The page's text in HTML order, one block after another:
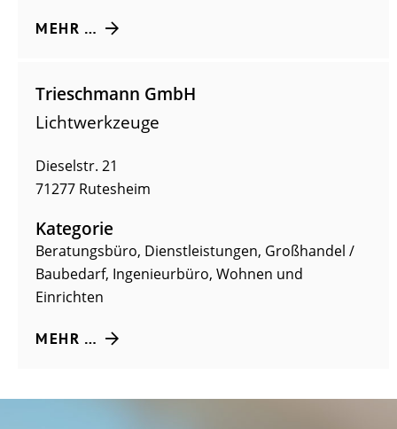
MEHR …
Trieschmann GmbH
Lichtwerkzeuge
Dieselstr. 21
71277 Rutesheim
Kategorie
Beratungsbüro, Dienstleistungen, Großhandel /
Baubedarf, Ingenieurbüro, Wohnen und
Einrichten
MEHR …